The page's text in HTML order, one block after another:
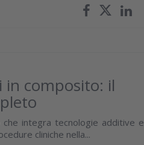
composito: il
integra tecnologie additive e
cliniche nella...